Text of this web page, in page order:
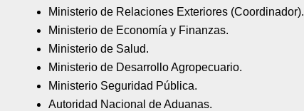
Ministerio de Relaciones Exteriores (Coordinador).
Ministerio de Economía y Finanzas.
Ministerio de Salud.
Ministerio de Desarrollo Agropecuario.
Ministerio Seguridad Pública.
Autoridad Nacional de Aduanas.